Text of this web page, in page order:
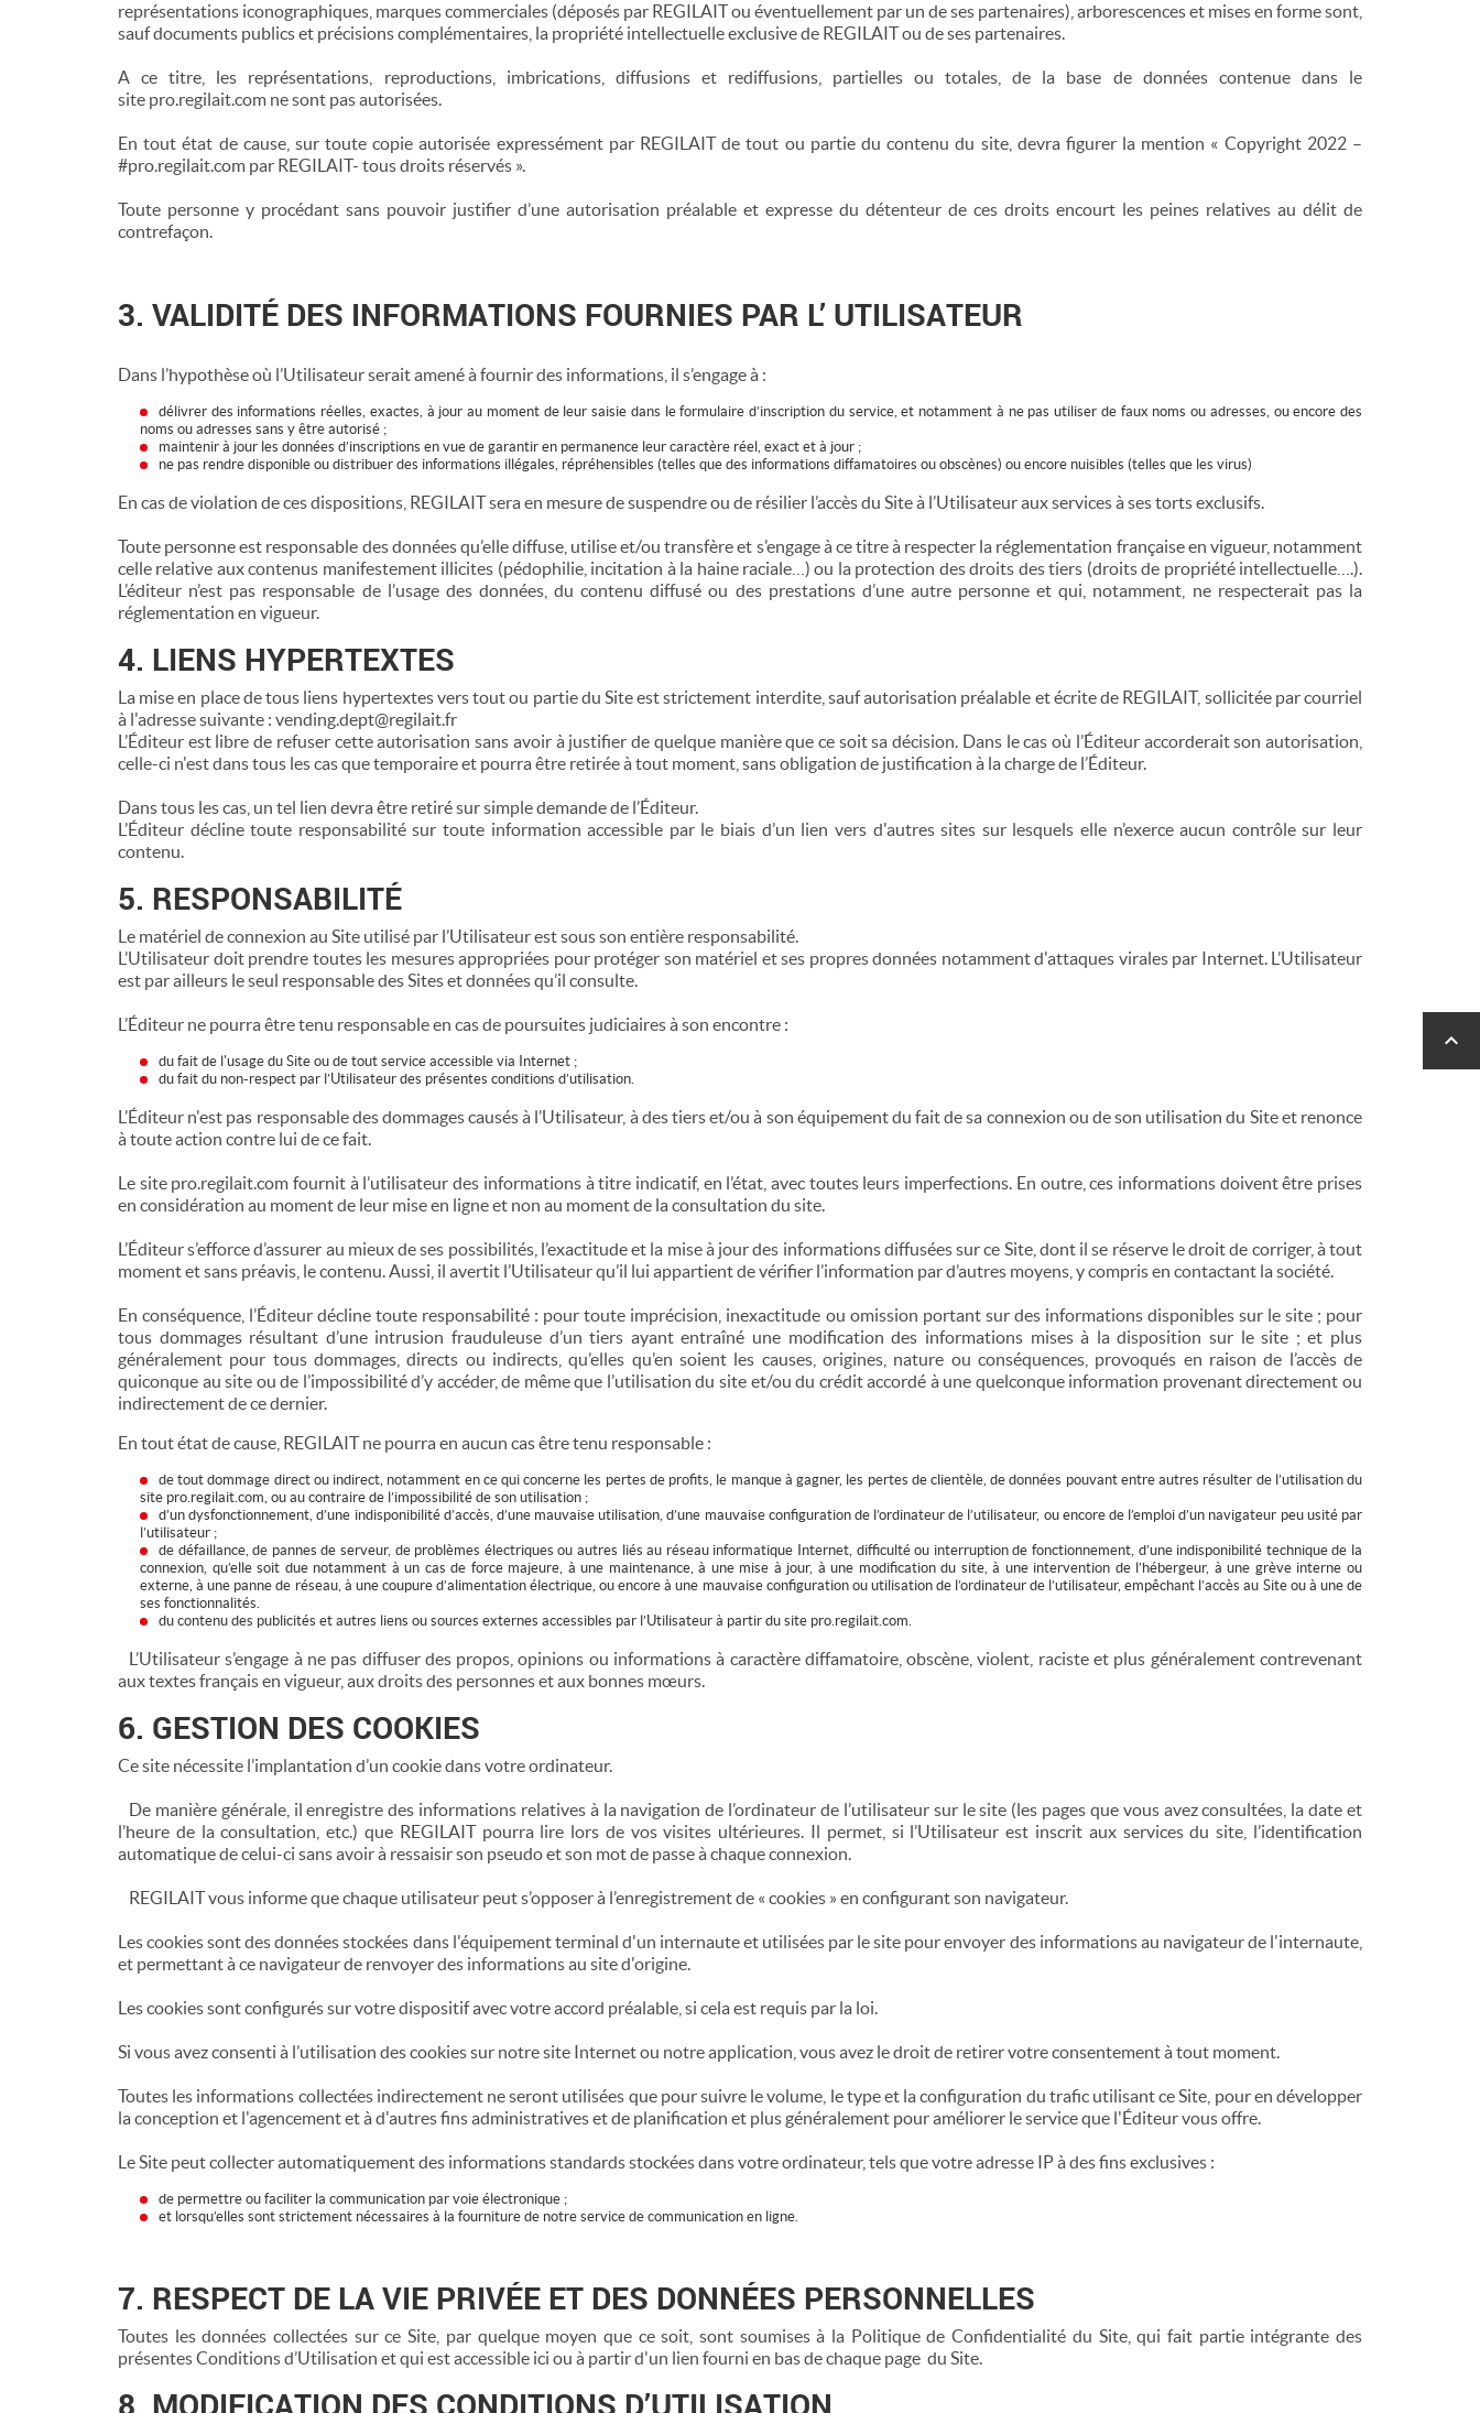
représentations iconographiques, marques commerciales (déposés par REGILAIT ou éventuellement par un de ses partenaires), arborescences et mises en forme sont,
sauf documents publics et précisions complémentaires, la propriété intellectuelle exclusive de REGILAIT ou de ses partenaires.
A ce titre, les représentations, reproductions, imbrications, diffusions et rediffusions, partielles ou totales, de la base de données contenue dans le
site pro.regilait.com ne sont pas autorisées.
En tout état de cause, sur toute copie autorisée expressément par REGILAIT de tout ou partie du contenu du site, devra figurer la mention « Copyright 2022 –
#pro.regilait.com par REGILAIT- tous droits réservés ».
Toute personne y procédant sans pouvoir justifier d’une autorisation préalable et expresse du détenteur de ces droits encourt les peines relatives au délit de
contrefaçon.
3. VALIDITÉ DES INFORMATIONS FOURNIES PAR L’ UTILISATEUR
Dans l’hypothèse où l’Utilisateur serait amené à fournir des informations, il s’engage à :
délivrer des informations réelles, exactes, à jour au moment de leur saisie dans le formulaire d’inscription du service, et notamment à ne pas utiliser de faux noms ou adresses, ou encore des
noms ou adresses sans y être autorisé ;
maintenir à jour les données d’inscriptions en vue de garantir en permanence leur caractère réel, exact et à jour ;
ne pas rendre disponible ou distribuer des informations illégales, répréhensibles (telles que des informations diffamatoires ou obscènes) ou encore nuisibles (telles que les virus)
En cas de violation de ces dispositions, REGILAIT sera en mesure de suspendre ou de résilier l’accès du Site à l’Utilisateur aux services à ses torts exclusifs.
Toute personne est responsable des données qu’elle diffuse, utilise et/ou transfère et s’engage à ce titre à respecter la réglementation française en vigueur, notamment
celle relative aux contenus manifestement illicites (pédophilie, incitation à la haine raciale…) ou la protection des droits des tiers (droits de propriété intellectuelle….).
L’éditeur n’est pas responsable de l’usage des données, du contenu diffusé ou des prestations d’une autre personne et qui, notamment, ne respecterait pas la
réglementation en vigueur.
4. LIENS HYPERTEXTES
La mise en place de tous liens hypertextes vers tout ou partie du Site est strictement interdite, sauf autorisation préalable et écrite de REGILAIT, sollicitée par courriel
à l'adresse suivante : vending.dept@regilait.fr
L’Éditeur est libre de refuser cette autorisation sans avoir à justifier de quelque manière que ce soit sa décision. Dans le cas où l’Éditeur accorderait son autorisation,
celle-ci n'est dans tous les cas que temporaire et pourra être retirée à tout moment, sans obligation de justification à la charge de l’Éditeur.
Dans tous les cas, un tel lien devra être retiré sur simple demande de l’Éditeur.
L’Éditeur décline toute responsabilité sur toute information accessible par le biais d’un lien vers d'autres sites sur lesquels elle n’exerce aucun contrôle sur leur
contenu.
5. RESPONSABILITÉ
Le matériel de connexion au Site utilisé par l’Utilisateur est sous son entière responsabilité.
L’Utilisateur doit prendre toutes les mesures appropriées pour protéger son matériel et ses propres données notamment d'attaques virales par Internet. L’Utilisateur
est par ailleurs le seul responsable des Sites et données qu’il consulte.
L’Éditeur ne pourra être tenu responsable en cas de poursuites judiciaires à son encontre :
du fait de l'usage du Site ou de tout service accessible via Internet ;
du fait du non-respect par l’Utilisateur des présentes conditions d’utilisation.
L’Éditeur n'est pas responsable des dommages causés à l’Utilisateur, à des tiers et/ou à son équipement du fait de sa connexion ou de son utilisation du Site et renonce
à toute action contre lui de ce fait.
Le site pro.regilait.com fournit à l’utilisateur des informations à titre indicatif, en l’état, avec toutes leurs imperfections. En outre, ces informations doivent être prises
en considération au moment de leur mise en ligne et non au moment de la consultation du site.
L’Éditeur s’efforce d’assurer au mieux de ses possibilités, l’exactitude et la mise à jour des informations diffusées sur ce Site, dont il se réserve le droit de corriger, à tout
moment et sans préavis, le contenu. Aussi, il avertit l’Utilisateur qu’il lui appartient de vérifier l’information par d’autres moyens, y compris en contactant la société.
En conséquence, l’Éditeur décline toute responsabilité : pour toute imprécision, inexactitude ou omission portant sur des informations disponibles sur le site ; pour
tous dommages résultant d’une intrusion frauduleuse d’un tiers ayant entraîné une modification des informations mises à la disposition sur le site ; et plus
généralement pour tous dommages, directs ou indirects, qu’elles qu’en soient les causes, origines, nature ou conséquences, provoqués en raison de l’accès de
quiconque au site ou de l’impossibilité d’y accéder, de même que l’utilisation du site et/ou du crédit accordé à une quelconque information provenant directement ou
indirectement de ce dernier.
En tout état de cause, REGILAIT ne pourra en aucun cas être tenu responsable :
de tout dommage direct ou indirect, notamment en ce qui concerne les pertes de profits, le manque à gagner, les pertes de clientèle, de données pouvant entre autres résulter de l’utilisation du
site pro.regilait.com, ou au contraire de l’impossibilité de son utilisation ;
d’un dysfonctionnement, d’une indisponibilité d’accès, d’une mauvaise utilisation, d’une mauvaise configuration de l’ordinateur de l’utilisateur, ou encore de l’emploi d’un navigateur peu usité par
l’utilisateur ;
de défaillance, de pannes de serveur, de problèmes électriques ou autres liés au réseau informatique Internet, difficulté ou interruption de fonctionnement, d’une indisponibilité technique de la
connexion, qu’elle soit due notamment à un cas de force majeure, à une maintenance, à une mise à jour, à une modification du site, à une intervention de l’hébergeur, à une grève interne ou
externe, à une panne de réseau, à une coupure d’alimentation électrique, ou encore à une mauvaise configuration ou utilisation de l’ordinateur de l’utilisateur, empêchant l’accès au Site ou à une de
ses fonctionnalités.
du contenu des publicités et autres liens ou sources externes accessibles par l’Utilisateur à partir du site pro.regilait.com.
L’Utilisateur s’engage à ne pas diffuser des propos, opinions ou informations à caractère diffamatoire, obscène, violent, raciste et plus généralement contrevenant
aux textes français en vigueur, aux droits des personnes et aux bonnes mœurs.
6. GESTION DES COOKIES
Ce site nécessite l’implantation d’un cookie dans votre ordinateur.
De manière générale, il enregistre des informations relatives à la navigation de l’ordinateur de l’utilisateur sur le site (les pages que vous avez consultées, la date et
l’heure de la consultation, etc.) que REGILAIT pourra lire lors de vos visites ultérieures. Il permet, si l’Utilisateur est inscrit aux services du site, l’identification
automatique de celui-ci sans avoir à ressaisir son pseudo et son mot de passe à chaque connexion.
REGILAIT vous informe que chaque utilisateur peut s’opposer à l’enregistrement de « cookies » en configurant son navigateur.
Les cookies sont des données stockées dans l'équipement terminal d'un internaute et utilisées par le site pour envoyer des informations au navigateur de l'internaute,
et permettant à ce navigateur de renvoyer des informations au site d'origine.
Les cookies sont configurés sur votre dispositif avec votre accord préalable, si cela est requis par la loi.
Si vous avez consenti à l’utilisation des cookies sur notre site Internet ou notre application, vous avez le droit de retirer votre consentement à tout moment.
Toutes les informations collectées indirectement ne seront utilisées que pour suivre le volume, le type et la configuration du trafic utilisant ce Site, pour en développer
la conception et l'agencement et à d'autres fins administratives et de planification et plus généralement pour améliorer le service que l'Éditeur vous offre.
Le Site peut collecter automatiquement des informations standards stockées dans votre ordinateur, tels que votre adresse IP à des fins exclusives :
de permettre ou faciliter la communication par voie électronique ;
et lorsqu’elles sont strictement nécessaires à la fourniture de notre service de communication en ligne.
7. RESPECT DE LA VIE PRIVÉE ET DES DONNÉES PERSONNELLES
Toutes les données collectées sur ce Site, par quelque moyen que ce soit, sont soumises à la Politique de Confidentialité du Site, qui fait partie intégrante des
présentes Conditions d’Utilisation et qui est accessible ici ou à partir d'un lien fourni en bas de chaque page du Site.
8. MODIFICATION DES CONDITIONS D’UTILISATION
